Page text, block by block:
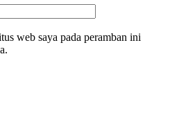
web saya pada peramban ini